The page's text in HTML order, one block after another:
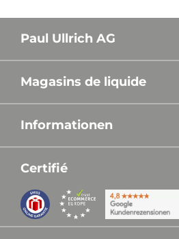
Paul Ullrich AG
Magasins de liquide
Informationen
Certifié